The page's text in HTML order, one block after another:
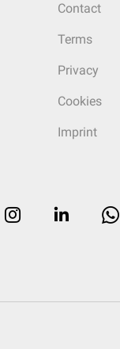
Contact
Terms
Privacy
Cookies
Imprint